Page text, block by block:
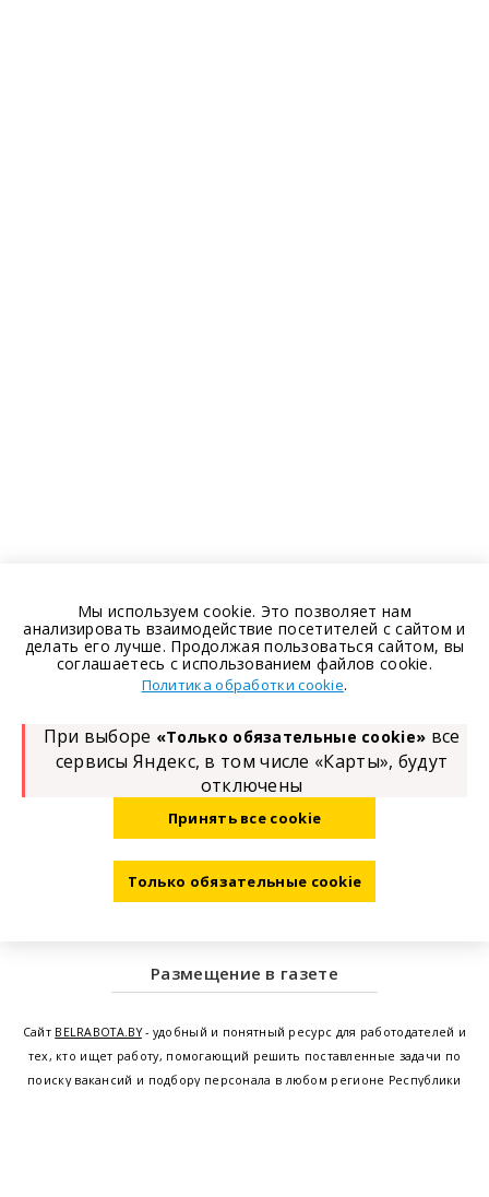
Размещение в газете
Сайт BELRABOTA.BY- удобный и понятный ресурс для работодателей и
тех, кто ищет работу, помогающий решить поставленные задачи по
поиску вакансий и подбору персонала в любом регионе Республики
Мы используем cookie. Это позволяет нам
анализировать взаимодействие посетителей с сайтом и
делать его лучше. Продолжая пользоваться сайтом, вы
соглашаетесь с использованием файлов cookie.
Политика обработки cookie.
При выборе «Только обязательные cookie» все
сервисы Яндекс, в том числе «Карты», будут
отключены
Принять все cookie
Только обязательные cookie